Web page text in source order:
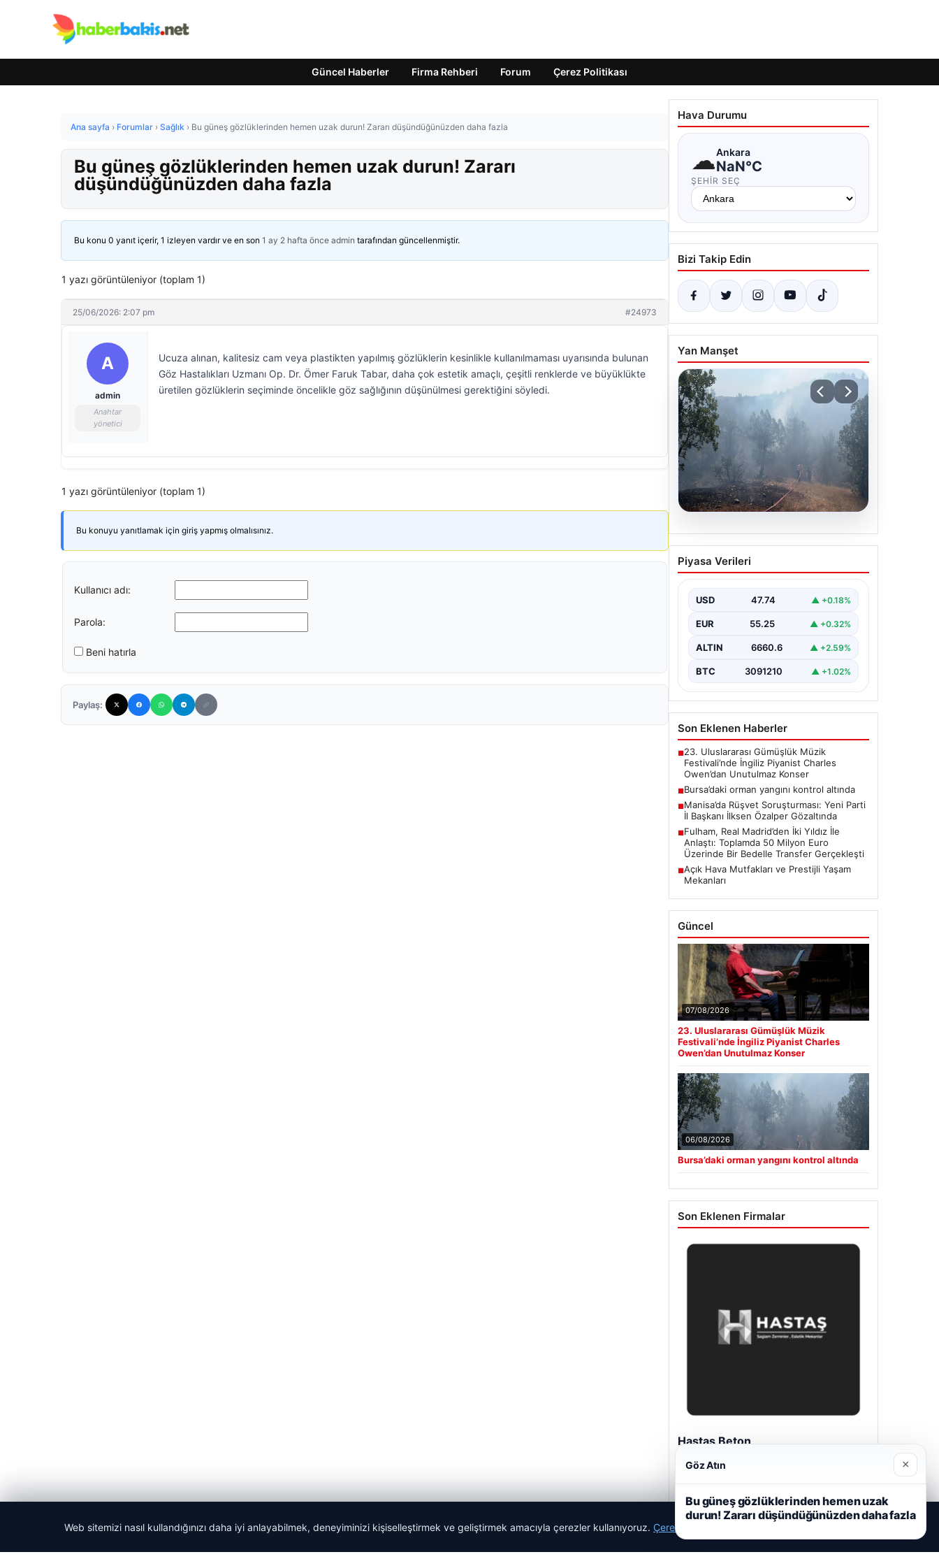
Güncel Haberler Firma Rehberi Forum Çerez Politikası
Ana sayfa › Forumlar › Sağlık › Bu güneş gözlüklerinden hemen uzak durun! Zararı düşündüğünüzden daha fazla
Bu güneş gözlüklerinden hemen uzak durun! Zararı
düşündüğünüzden daha fazla
Bu konu 0 yanıt içerir, 1 izleyen vardır ve en son 1 ay 2 hafta önce admin tarafından güncellenmiştir.
1 yazı görüntüleniyor (toplam 1)
25/06/2026: 2:07 pm #24973
A
admin
Anahtar
yönetici
Ucuza alınan, kalitesiz cam veya plastikten yapılmış gözlüklerin kesinlikle kullanılmaması uyarısında bulunan
Göz Hastalıkları Uzmanı Op. Dr. Ömer Faruk Tabar, daha çok estetik amaçlı, çeşitli renklerde ve büyüklükte
üretilen gözlüklerin seçiminde öncelikle göz sağlığının düşünülmesi gerektiğini söyledi.
1 yazı görüntüleniyor (toplam 1)
Bu konuyu yanıtlamak için giriş yapmış olmalısınız.
Kullanıcı adı:
Parola:
Beni hatırla
Paylaş:
Hava Durumu
☁Ankara
NaN°C
ŞEHIR SEÇ
Bizi Takip Edin
Yan Manşet
06.08.2026
Bursa’daki orman yangını
kontrol altında
Piyasa Verileri
USD 47.74 ▲ +0.18%
EUR 55.25 ▲ +0.32%
ALTIN 6660.6 ▲ +2.59%
BTC 3091210 ▲ +1.02%
Son Eklenen Haberler
■23. Uluslararası Gümüşlük Müzik
Festivali’nde İngiliz Piyanist Charles
Owen’dan Unutulmaz Konser
■Bursa’daki orman yangını kontrol altında
■Manisa’da Rüşvet Soruşturması: Yeni Parti
İl Başkanı İlksen Özalper Gözaltında
■Fulham, Real Madrid’den İki Yıldız İle
Anlaştı: Toplamda 50 Milyon Euro
Üzerinde Bir Bedelle Transfer Gerçekleşti
■Açık Hava Mutfakları ve Prestijli Yaşam
Mekanları
Güncel
07/08/2026
23. Uluslararası Gümüşlük Müzik
Festivali’nde İngiliz Piyanist Charles
Owen’dan Unutulmaz Konser
06/08/2026
Bursa’daki orman yangını kontrol altında
Son Eklenen Firmalar
Hastaş Beton
Web sitemizi nasıl kullandığınızı daha iyi anlayabilmek, deneyiminizi kişiselleştirmek ve geliştirmek amacıyla çerezler kullanıyoruz. Çerez Politikamız
Göz Atın ×
Bu güneş gözlüklerinden hemen uzak
durun! Zararı düşündüğünüzden daha fazla